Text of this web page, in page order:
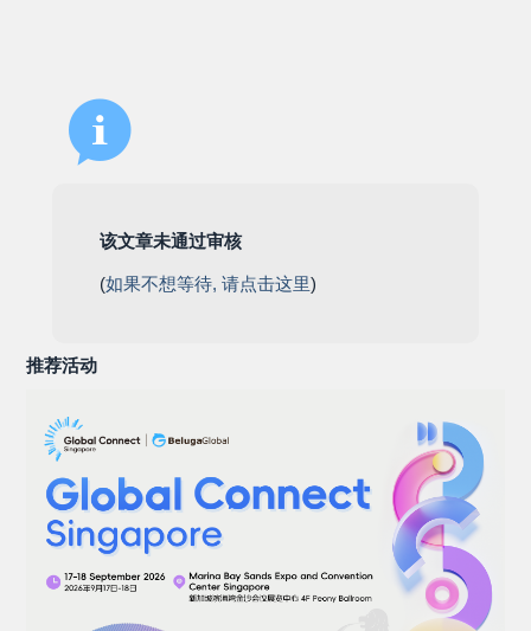
该文章未通过审核
(如果不想等待, 请点击这里)
推荐活动